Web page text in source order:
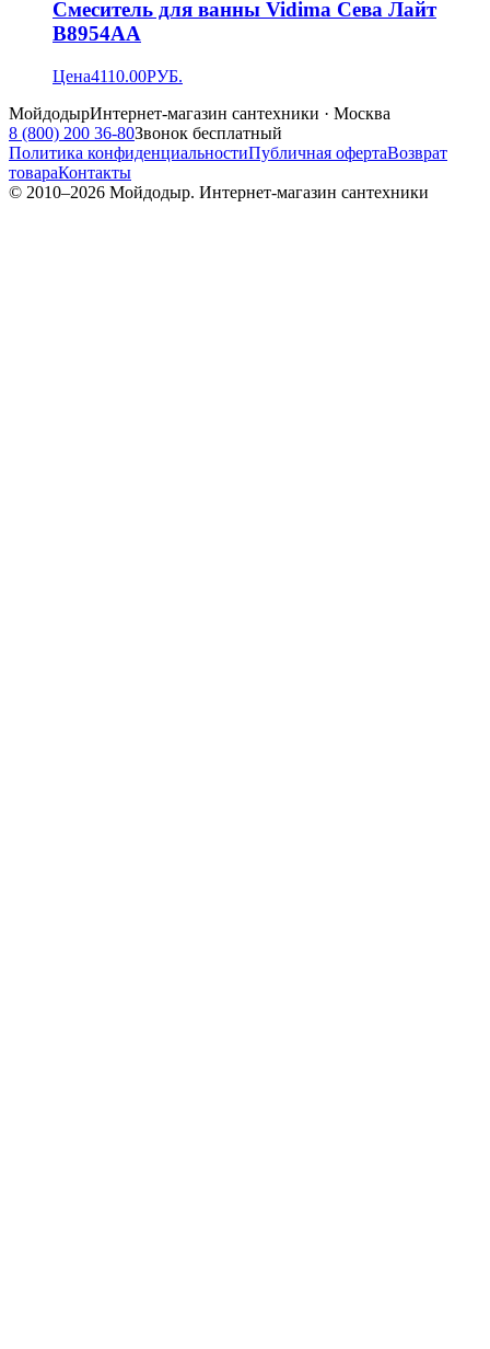
Смеситель для ванны Vidima Сева Лайт
B8954AA
Цена4110.00РУБ.
МойдодырИнтернет-магазин сантехники · Москва
8 (800) 200 36-80Звонок бесплатный
Политика конфиденциальностиПубличная офертаВозврат
товараКонтакты
© 2010–2026 Мойдодыр. Интернет-магазин сантехники